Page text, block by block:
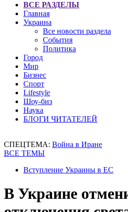
ВСЕ РАЗДЕЛЫ
Главная
Украина
Все новости раздела
События
Политика
Город
Мир
Бизнес
Спорт
Lifestyle
Шоу-биз
Наука
БЛОГИ ЧИТАТЕЛЕЙ
СПЕЦТЕМА: Война в Иране
ВСЕ ТЕМЫ
Вступление Украины в ЕС
В Украине